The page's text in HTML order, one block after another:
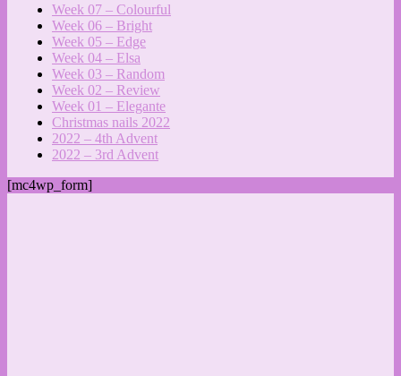
Week 07 – Colourful
Week 06 – Bright
Week 05 – Edge
Week 04 – Elsa
Week 03 – Random
Week 02 – Review
Week 01 – Elegante
Christmas nails 2022
2022 – 4th Advent
2022 – 3rd Advent
[mc4wp_form]